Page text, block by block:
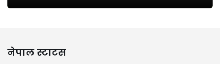
नेपाल स्टाटस